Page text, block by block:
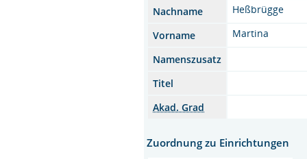
Nachname
Heßbrügge
Vorname
Martina
Namenszusatz
Titel
Akad. Grad
Zuordnung zu Einrichtungen